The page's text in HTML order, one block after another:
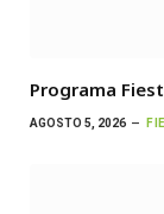
Programa
AGOSTO 5, 2026